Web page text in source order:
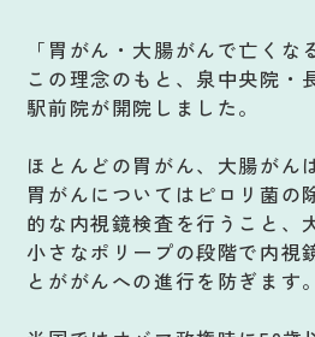
「胃がん・大腸がんで亡くな
この理念のもと、泉中央院・
駅前院が開院しました。
ほとんどの胃がん、大腸がん
胃がんについてはピロリ菌の
的な内視鏡検査を行うこと、
小さなポリープの段階で内視
とががんへの進行を防ぎます。